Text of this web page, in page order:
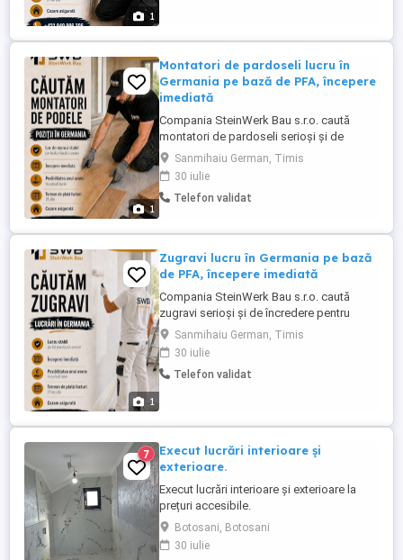
1
1
Montatori de pardoseli lucru în
Germania pe bază de PFA, începere
imediată
Compania SteinWerk Bau s.r.o. caută
montatori de pardoseli serioși și de
încredere pentru colaborare în Germania.
Activitatea se desfășoară pe bază de PFA
activitate independentă. Oferim lucru
stabil pe tot parcursul anului, posibilitatea
Remunerația se stabilește ...
Sanmihaiu German, Timis
30 iulie
Telefon validat
1
Zugravi lucru în Germania pe bază
de PFA, începere imediată
Compania SteinWerk Bau s.r.o. caută
zugravi serioși și de încredere pentru
colaborare în Germania. Activitatea se
desfășoară pe bază de PFA activitate
independentă. Oferim lucru stabil pe tot
parcursul anului, posibilitatea începerii
Sanmihaiu German, Timis
30 iulie
Telefon validat
7
Execut lucrări interioare și
exterioare.
Execut lucrări interioare și exterioare la
prețuri accesibile.
Botosani, Botosani
30 iulie